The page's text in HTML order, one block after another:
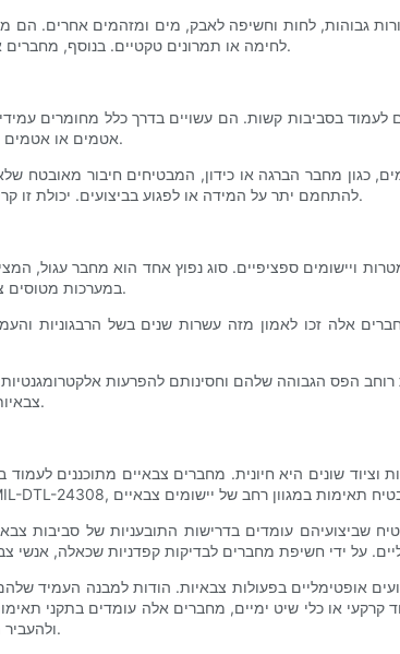
גבוהות, לחות וחשיפה לאבק, מים ומזהמים אחרים. הם
לחימה או תמרונים טקטיים. בנוסף, מחברים אלה חייבים לשמור על חיבור בטוח ויציב, גם כאשר הם נתונים ללחץ מכני או חיבור לא מלא.
בסביבות קשות. הם עשויים בדרך כלל מחומרים עמידים,
טכניקות איטום אמינות, כולל טבעות O, אטמים או אטמים הרמטיים, כדי לספק הגנה מפני חדירת לחות ואבק.
כגון מחבר הברגה או כידון, המבטיחים חיבור מאובטח
להתחמם יתר על המידה או לפגוע בביצועים. יכולת זו קריטית במיוחד ביישומים צבאיים בעלי הספק גבוה, כגון מערכות מכ"ם או כלי רכב משוריינים.
ויישומים ספציפיים. סוג נפוץ אחד הוא מחבר עגול,
במערכות מטוסים צבאיות, ציוד קרקעי וכלי שיט ימיים, בשל עמידותם לגורמים סביבתיים וקלות השימוש בהם.
רוחב הפס הגבוהה שלהם וחסינותם להפרעות
צבאיות. הם נמצאים בשימוש נרחב באוויוניקה צבאית, רשתות ספינות ומערכות מעקב מתקדמות.
וציוד שונים היא חיונית. מחברים צבאיים מתוכננים
שביצועיהם עומדים בדרישות התובעניות של סביבות
אופטימליים בפעולות צבאיות. הודות למבנה העמיד
קרקעי או כלי שיט ימיים, מחברים אלה עומדים בתקני
ולהעביר מידע קריטי בצורה מאובטחת הופכת אותם למרכיב חיוני בטכנולוגיה צבאית בעידן המודרני.